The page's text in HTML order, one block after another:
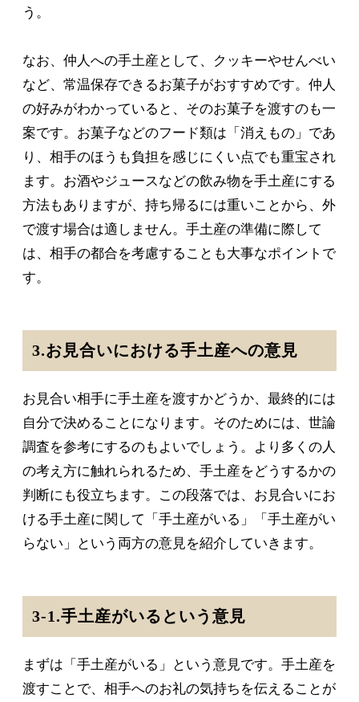
う。
なお、仲人への手土産として、クッキーやせんべい
など、常温保存できるお菓子がおすすめです。仲人
の好みがわかっていると、そのお菓子を渡すのも一
案です。お菓子などのフード類は「消えもの」であ
り、相手のほうも負担を感じにくい点でも重宝され
ます。お酒やジュースなどの飲み物を手土産にする
方法もありますが、持ち帰るには重いことから、外
で渡す場合は適しません。手土産の準備に際して
は、相手の都合を考慮することも大事なポイントで
す。
3.お見合いにおける手土産への意見
お見合い相手に手土産を渡すかどうか、最終的には
自分で決めることになります。そのためには、世論
調査を参考にするのもよいでしょう。より多くの人
の考え方に触れられるため、手土産をどうするかの
判断にも役立ちます。この段落では、お見合いにお
ける手土産に関して「手土産がいる」「手土産がい
らない」という両方の意見を紹介していきます。
3-1.手土産がいるという意見
まずは「手土産がいる」という意見です。手土産を
渡すことで、相手へのお礼の気持ちを伝えることが